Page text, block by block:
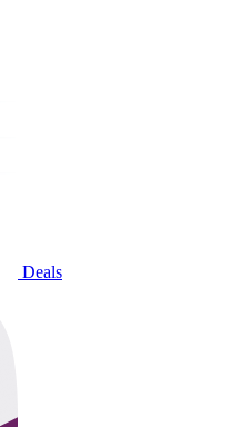
Deals